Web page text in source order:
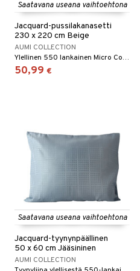
Saatavana useana vaihtoehtona
Jacquard-pussilakanasetti
230 x 220 cm Beige
AUMI COLLECTION
Ylellinen 550 lankainen Micro Cotton -pussilakanasetti.
50,99 €
Saatavana useana vaihtoehtona
Jacquard-tyynynpäällinen
50 x 60 cm Jääsininen
AUMI COLLECTION